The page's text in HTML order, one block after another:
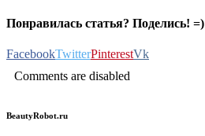
Понравилась статья? Поделись! =)
FacebookTwitterPinterestVk
Comments are disabled
BeautyRobot.ru